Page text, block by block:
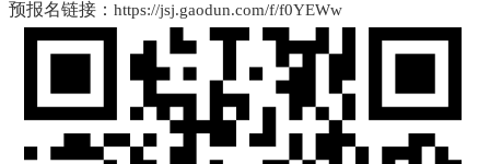
预报名链接：https://jsj.gaodun.com/f/f0YEWw